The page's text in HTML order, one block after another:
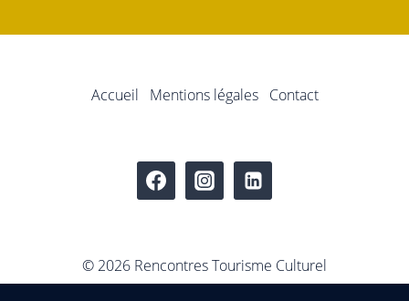
Accueil Mentions légales Contact
© 2026 Rencontres Tourisme Culturel